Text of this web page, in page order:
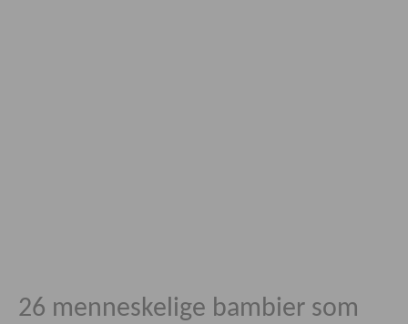
26 menneskelige bambier som